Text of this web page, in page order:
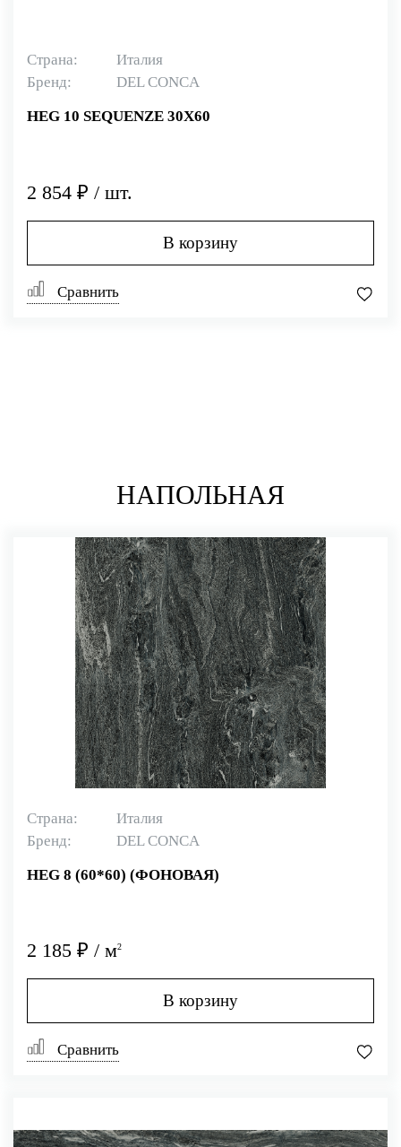
Страна:
Италия
Бренд:
DEL CONCA
HEG 10 SEQUENZE 30X60
2 854 ₽ / шт.
В корзину
Сравнить
НАПОЛЬНАЯ
Страна:
Италия
Бренд:
DEL CONCA
HEG 8 (60*60) (ФОНОВАЯ)
2 185 ₽ / м2
В корзину
Сравнить